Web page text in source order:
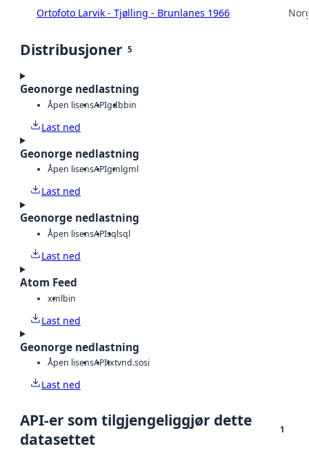
Ortofoto Larvik - Tjølling - Brunlanes 1966
Distribusjoner 5
Geonorge nedlastning
Åpen lisensAPIgdbbin
Last ned
Geonorge nedlastning
Åpen lisensAPIgmlgml
Last ned
Geonorge nedlastning
Åpen lisensAPIsqlsql
Last ned
Atom Feed
xmlbin
Last ned
Geonorge nedlastning
Åpen lisensAPItxtvnd.sosi
Last ned
API-er som tilgjengeliggjør dette
datasettet
1